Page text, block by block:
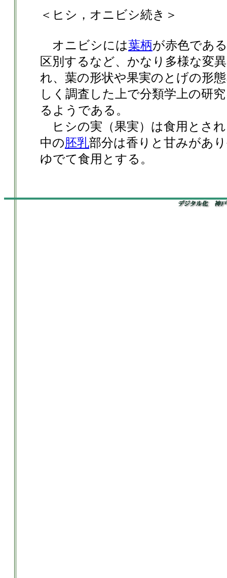
＜ヒシ，オニビシ続き＞
オニビシには葉柄が赤色であ
区別するなど、かなり多様な変
れ、葉の形状や果実のとげの形
しく調査した上で分類学上の研
るようである。
ヒシの実（果実）は食用とさ
中の胚乳部分は香りと甘みがあ
ゆでて食用とする。